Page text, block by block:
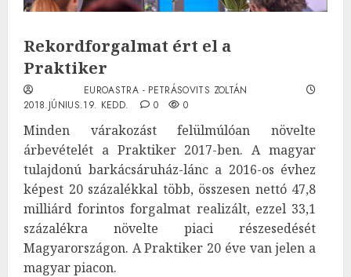
Rekordforgalmat ért el a
Praktiker
EUROASTRA - PETRÁSOVITS ZOLTÁN
2018.JÚNIUS.19. KEDD.
0 0
Minden várakozást felülmúlóan növelte
árbevételét a Praktiker 2017-ben. A magyar
tulajdonú barkácsáruház-lánc a 2016-os évhez
képest 20 százalékkal több, összesen nettó 47,8
milliárd forintos forgalmat realizált, ezzel 33,1
százalékra növelte piaci részesedését
Magyarországon. A Praktiker 20 éve van jelen a
magyar piacon.